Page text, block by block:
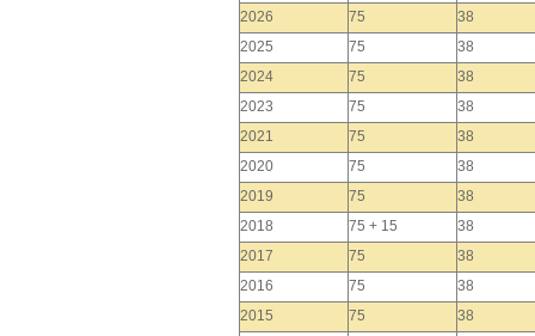
2026 75
38
2025
75
38
2024
75
38
2023
75
38
2021
75
38
2020
75
38
2019
75
38
2018
75 + 15
38
2017
75
38
2016
75
38
2015
75
38